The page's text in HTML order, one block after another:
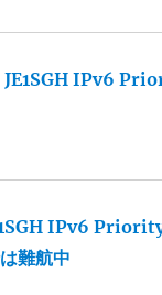
IPv6
IPv6
難航中